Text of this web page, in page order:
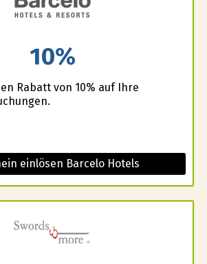
10%
Rabatt von 10% auf Ihre
einlösen Barcelo Hotels